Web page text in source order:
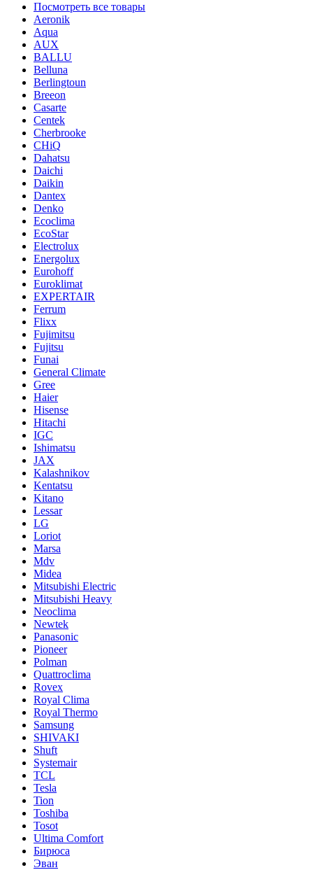
Посмотреть все товары
Aeronik
Aqua
AUX
BALLU
Belluna
Berlingtoun
Breeon
Casarte
Centek
Cherbrooke
CHiQ
Dahatsu
Daichi
Daikin
Dantex
Denko
Ecoclima
EcoStar
Electrolux
Energolux
Eurohoff
Euroklimat
EXPERTAIR
Ferrum
Flixx
Fujimitsu
Fujitsu
Funai
General Climate
Gree
Haier
Hisense
Hitachi
IGC
Ishimatsu
JAX
Kalashnikov
Kentatsu
Kitano
Lessar
LG
Loriot
Marsa
Mdv
Midea
Mitsubishi Electric
Mitsubishi Heavy
Neoclima
Newtek
Panasonic
Pioneer
Polman
Quattroclima
Rovex
Royal Clima
Royal Thermo
Samsung
SHIVAKI
Shuft
Systemair
TCL
Tesla
Tion
Toshiba
Tosot
Ultima Comfort
Бирюса
Эван